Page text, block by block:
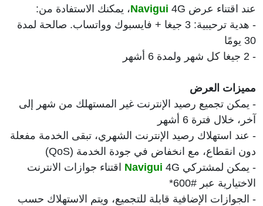
عند اقتناء عرض
Navigui 4G، يمكنك الاستفادة من:
- هدية ترحيبية: 3 جيغا + فايسبوك وواتساب. صالحة لمدة
30 يومًا
- 2 جيغا كل شهر ولمدة 6 أشهر
مميزات العرض
- يمكن تجميع رصيد الإنترنت غير المستهلك من شهر إلى
آخر، خلال فترة 6 أشهر
- عند استهلاك رصيد الإنترنت الشهري، تبقى الخدمة مفعلة
دون انقطاع، مع انخفاض في جودة الخدمة (QoS)
- يمكن لمشتركي
Navigui 4G اقتناء جوازات الانترنت
الاختيارية عبر #600*
- الجوازات الإضافية قابلة للتجميع، ويتم الاستهلاك حسب